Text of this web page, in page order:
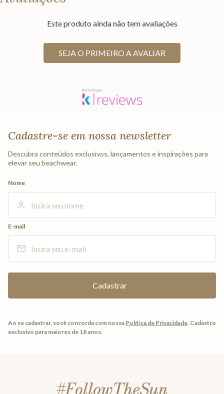
Este produto ainda não tem avaliações
SEJA O PRIMEIRO A AVALIAR
Cadastre-se em nossa newsletter
Descubra conteúdos exclusivos, lançamentos e inspirações para
elevar seu beachwear.
Nome
E-mail
Ao se cadastrar, você concorda com nossa Política de Privacidade. Cadastro
exclusivo para maiores de 18 anos.